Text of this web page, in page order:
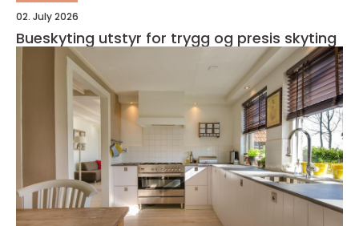
02. July 2026
Bueskyting utstyr for trygg og presis skyting